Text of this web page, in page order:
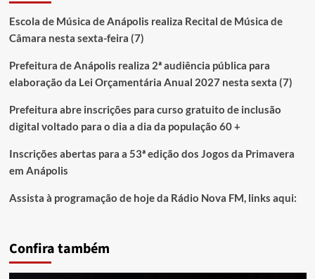
Escola de Música de Anápolis realiza Recital de Música de
Câmara nesta sexta-feira (7)
Prefeitura de Anápolis realiza 2ª audiência pública para
elaboração da Lei Orçamentária Anual 2027 nesta sexta (7)
Prefeitura abre inscrições para curso gratuito de inclusão
digital voltado para o dia a dia da população 60 +
Inscrições abertas para a 53ª edição dos Jogos da Primavera
em Anápolis
Assista à programação de hoje da Rádio Nova FM, links aqui:
Confira também